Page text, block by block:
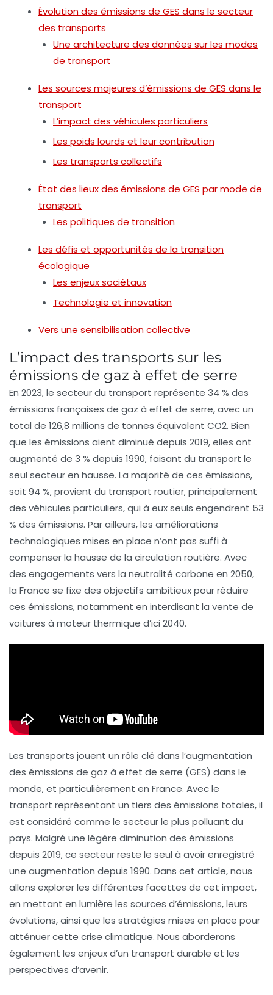
Évolution des émissions de GES dans le secteur
des transports
Une architecture des données sur les modes
de transport
Les sources majeures d’émissions de GES dans le
transport
L’impact des véhicules particuliers
Les poids lourds et leur contribution
Les transports collectifs
État des lieux des émissions de GES par mode de
transport
Les politiques de transition
Les défis et opportunités de la transition
écologique
Les enjeux sociétaux
Technologie et innovation
Vers une sensibilisation collective
L’impact des transports sur les
émissions de gaz à effet de serre
En 2023, le secteur du transport représente 34 % des
émissions françaises de gaz à effet de serre, avec un
total de 126,8 millions de tonnes équivalent CO2. Bien
que les émissions aient diminué depuis 2019, elles ont
augmenté de 3 % depuis 1990, faisant du transport le
seul secteur en hausse. La majorité de ces émissions,
soit 94 %, provient du transport routier, principalement
des véhicules particuliers, qui à eux seuls engendrent 53
% des émissions. Par ailleurs, les améliorations
technologiques mises en place n’ont pas suffi à
compenser la hausse de la circulation routière. Avec
des engagements vers la neutralité carbone en 2050,
la France se fixe des objectifs ambitieux pour réduire
ces émissions, notamment en interdisant la vente de
voitures à moteur thermique d’ici 2040.
Les transports jouent un rôle clé dans l’augmentation
des émissions de gaz à effet de serre (GES) dans le
monde, et particulièrement en France. Avec le
transport représentant un tiers des émissions totales, il
est considéré comme le secteur le plus polluant du
pays. Malgré une légère diminution des émissions
depuis 2019, ce secteur reste le seul à avoir enregistré
une augmentation depuis 1990. Dans cet article, nous
allons explorer les différentes facettes de cet impact,
en mettant en lumière les sources d’émissions, leurs
évolutions, ainsi que les stratégies mises en place pour
atténuer cette crise climatique. Nous aborderons
également les enjeux d’un transport durable et les
perspectives d’avenir.